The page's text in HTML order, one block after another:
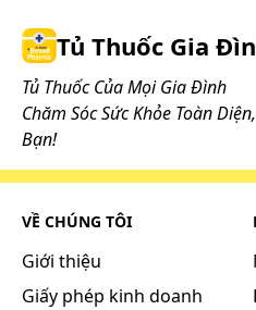
Tủ Thuốc Gia
Tủ Thuốc Của Mọi Gia Đình
Chăm Sóc Sức Khỏe Toàn
Bạn!
VỀ CHÚNG TÔI
Giới thiệu
Giấy phép kinh doanh